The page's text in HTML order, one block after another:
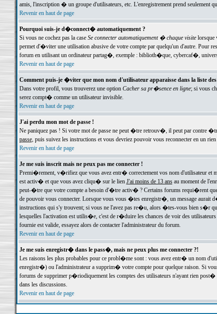
amis, l'inscription � un groupe d'utilisateurs, etc. L'enregistrement prend seulement
Revenir en haut de page
Pourquoi suis-je d�connect� automatiquement ?
Si vous ne cochez pas la case Se connecter automatiquement � chaque visitelorsque
permet d'�viter une utilisation abusive de votre compte par quelqu'un d'autre. Pour
forum en utilisant un ordinateur partag�, exemple : biblioth�que, cybercaf�,
Revenir en haut de page
Comment puis-je �viter que mon nom d'utilisateur apparaisse dans la liste
Dans votre profil, vous trouverez une option Cacher sa pr�sence en ligne; si vous
serez compt� comme un utilisateur invisible.
Revenir en haut de page
J'ai perdu mon mot de passe !
Ne paniquez pas ! Si votre mot de passe ne peut �tre retrouv�, il peut par contre
passe, puis suivez les instructions et vous devriez pouvoir vous reconnecter en un rien
Revenir en haut de page
Je me suis inscrit mais ne peux pas me connecter !
Premi�rement, v�rifiez que vous avez entr� correctement vos nom d'utilisateur
est activ� et que vous avez cliqu� sur le lien J'ai moins de 13 ansau moment de
peut-�tre que votre compte a besoin d'�tre activ� ? Certains forums requi�rent
de pouvoir vous connecter. Lorsque vous vous �tes enregistr�, un message aurait
instructions qui s'y trouvent; si vous ne l'avez pas re�u, alors �tes-vous bien s�r
lesquelles l'activation est utilis�e, c'est de r�duire les chances de voir des
fournie est valide, essayez alors de contacter l'administrateur du forum.
Revenir en haut de page
Je me suis enregistr� dans le pass�, mais ne peux plus me connecter ?!
Les raisons les plus probables pour ce probl�me sont : vous avez entr� un nom
enregistr�) ou l'administrateur a supprim� votre compte pour quelque raison. Si
forums de supprimer p�riodiquement les comptes des utilisateurs n'ayant rien
dans les discussions.
Revenir en haut de page